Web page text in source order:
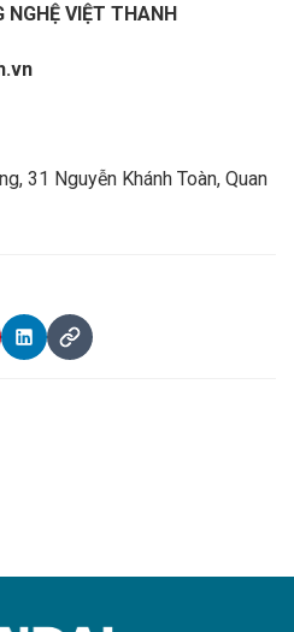
NGHỆ VIỆT THANH
31 Nguyễn Khánh Toàn, Quan